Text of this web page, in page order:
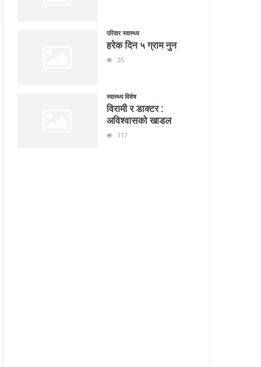
परिवार स्वास्थ्य
हरेक दिन ५ ग्राम नुन
25
स्वास्थ्य विशेष
विरामी र डाक्टर :
अविश्वासको खाडल
117